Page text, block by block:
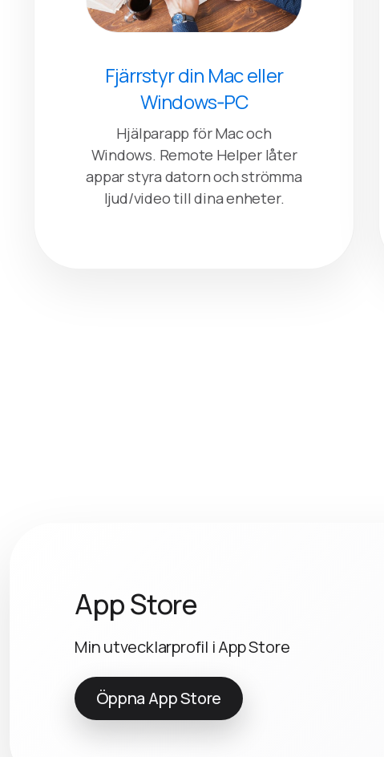
Fjärrstyr din Mac eller
Windows‑PC
Hjälparapp för Mac och
Windows. Remote Helper låter
appar styra datorn och strömma
ljud/video till dina enheter.
App Store
Min utvecklarprofil i App Store
Öppna App Store